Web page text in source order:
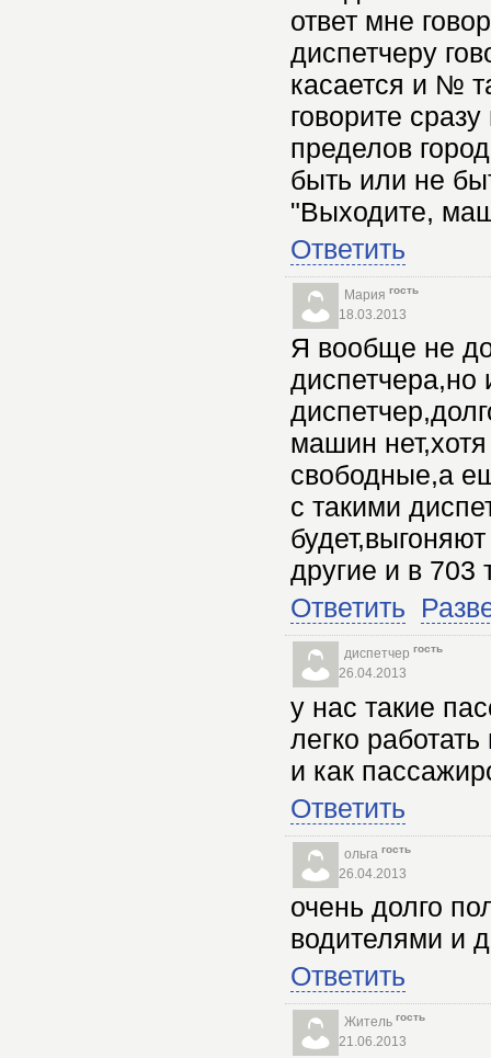
ответ мне
диспетчеру
касается и №
говорите
пределов
быть или не
"Выходите,
Ответить
Мария гость
18.03.2013
Я вообще не
диспетчера,но
машин
свободные,а
с такими
другие и в 703
Ответить
диспетчер гость
26.04.2013
у нас такие
легко
и как
Ответить
ольга гость
26.04.2013
очень долго
водителями и
Ответить
Житель гость
21.06.2013